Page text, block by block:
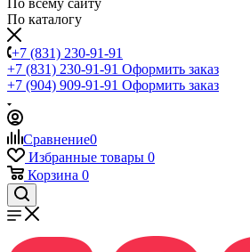
По всему сайту
По каталогу
+7 (831) 230-91-91
+7 (831) 230-91-91 Оформить заказ
+7 (904) 909-91-91 Оформить заказ
Сравнение0
Избранные товары 0
Корзина 0